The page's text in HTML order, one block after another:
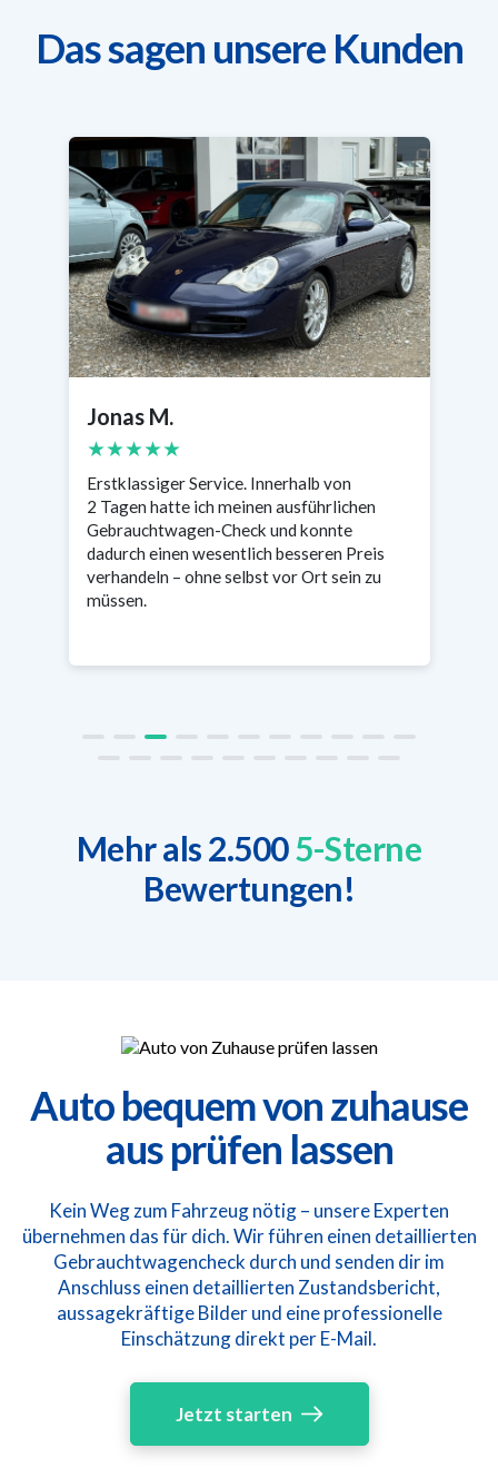
Das sagen unsere Kunden
★★★★★
Erstklassiger Service. Innerhalb von
2 Tagen hatte ich meinen ausführlichen
Gebrauchtwagen-Check und konnte
dadurch einen wesentlich besseren Preis
verhandeln – ohne selbst vor Ort sein zu
Sabine R.
★★★★★
Sehr
was wichtig
Tage
enorm bei
Mehr als 2.5005-Sterne
Bewertungen!
Auto bequem von zuhause
aus prüfen lassen
Kein Weg zum Fahrzeug nötig – unsere Experten
übernehmen das für dich. Wir führen einen detaillierten
Gebrauchtwagencheck durch und senden dir im
Anschluss einen detaillierten Zustandsbericht,
aussagekräftige Bilder und eine professionelle
Einschätzung direkt per E-Mail.
Jetzt starten